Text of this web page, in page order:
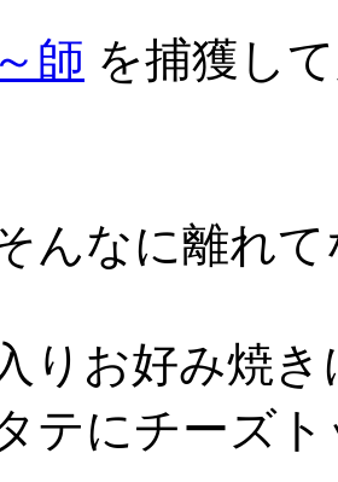
師 を捕獲し
んなに離れ
りお好み焼
テにチーズ